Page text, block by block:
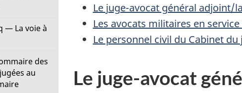
Le juge-avocat général adjoint/
Les avocats militaires en
Le personnel civil du Cabinet
Le juge-avocat
— La voie à
des
au